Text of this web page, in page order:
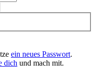
ein neues Passwort.
dich und mach mit.